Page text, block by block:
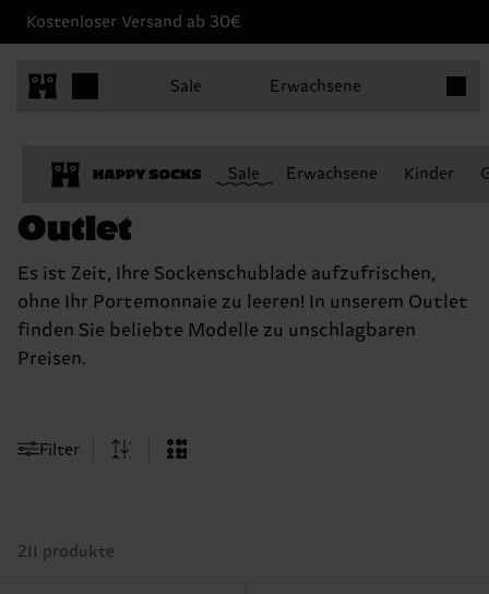
Kostenloser Versand ab 30€
Sale Erwachsene
Sale Erwachsene Kinder
Outlet
Es ist Zeit, Ihre Sockenschublade aufzufrischen,
ohne Ihr Portemonnaie zu leeren! In unserem Outlet
finden Sie beliebte Modelle zu unschlagbaren
Preisen.
Filter
211 produkte